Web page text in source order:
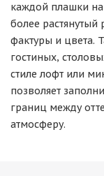
каждой плашки
более
фактуры и цвета.
гостиных,
стиле лофт или
позволяет
границ между
атмосферу.